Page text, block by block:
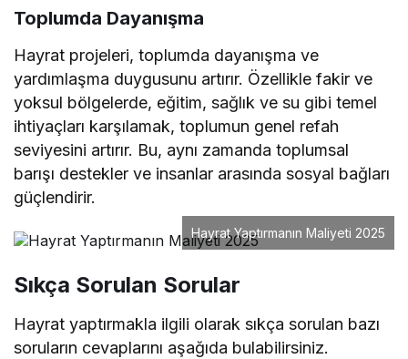
Toplumda Dayanışma
Hayrat projeleri, toplumda dayanışma ve
yardımlaşma duygusunu artırır. Özellikle fakir ve
yoksul bölgelerde, eğitim, sağlık ve su gibi temel
ihtiyaçları karşılamak, toplumun genel refah
seviyesini artırır. Bu, aynı zamanda toplumsal
barışı destekler ve insanlar arasında sosyal bağları
güçlendirir.
Hayrat Yaptırmanın Maliyeti 2025
Sıkça Sorulan Sorular
Hayrat yaptırmakla ilgili olarak sıkça sorulan bazı
soruların cevaplarını aşağıda bulabilirsiniz.